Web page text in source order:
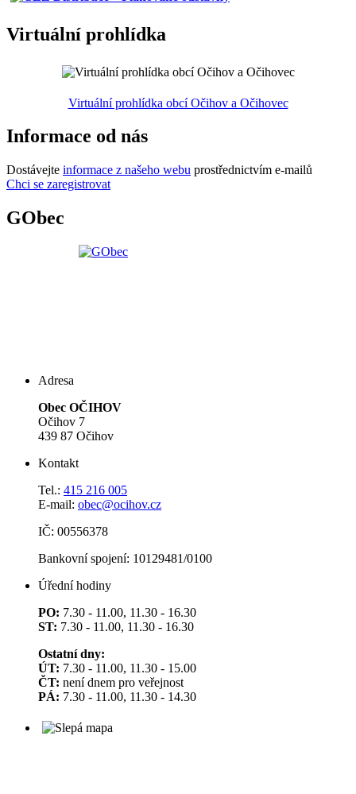
Virtuální prohlídka
Virtuální prohlídka obcí Očihov a Očihovec
Informace od nás
Dostávejte informace z našeho webu prostřednictvím e-mailů
Chci se zaregistrovat
GObec
Adresa
Obec OČIHOV
Očihov 7
439 87 Očihov
Kontakt
Tel.: 415 216 005
E-mail: obec@ocihov.cz
IČ: 00556378
Bankovní spojení: 10129481/0100
Úřední hodiny
PO: 7.30 - 11.00, 11.30 - 16.30
ST: 7.30 - 11.00, 11.30 - 16.30
Ostatní dny:
ÚT: 7.30 - 11.00, 11.30 - 15.00
ČT: není dnem pro veřejnost
PÁ: 7.30 - 11.00, 11.30 - 14.30